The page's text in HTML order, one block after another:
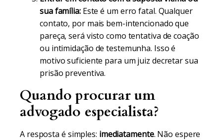
sua família:Este é um erro fatal. Qualquer
contato, por mais bem-intencionado que
pareça, será visto como tentativa de coação
ou intimidação de testemunha. Isso é
motivo suficiente para um juiz decretar sua
prisão preventiva.
Quando procurar um
advogado especialista?
A resposta é simples: imediatamente. Não espere